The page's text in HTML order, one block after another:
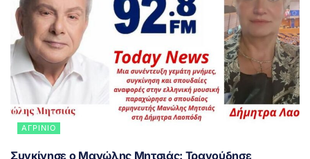
ΑΓΡΊΝΙΟ
Συγκίνησε ο Μανώλης Μητσιάς: Τραγούδησε